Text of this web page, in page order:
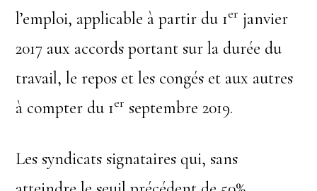
l’emploi, applicable à partir du 1er janvier
2017 aux accords portant sur la durée du
travail, le repos et les congés et aux autres
à compter du 1er septembre 2019.
Les syndicats signataires qui, sans